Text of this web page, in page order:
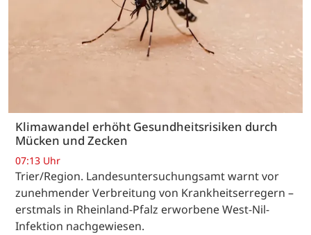
Klimawandel erhöht Gesundheitsrisiken durch
Mücken und Zecken
07:13 Uhr
Trier/Region. Landesuntersuchungsamt warnt vor
zunehmender Verbreitung von Krankheitserregern –
erstmals in Rheinland-Pfalz erworbene West-Nil-
Infektion nachgewiesen.